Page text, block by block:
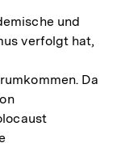
und
verfolgt hat,
Da